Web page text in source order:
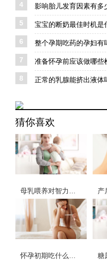
4 影响胎儿发育因素有多
5 宝宝的断奶最佳时机是
6 整个孕期吃药的孕妇有
7 准备怀孕前应该做哪些
8 正常的乳腺能挤出液体
猜你喜欢